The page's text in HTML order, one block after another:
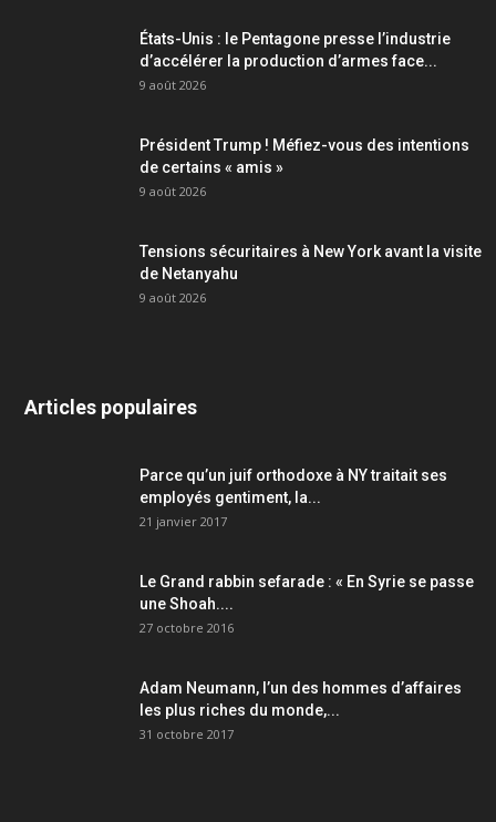
États-Unis : le Pentagone presse l’industrie
d’accélérer la production d’armes face...
9 août 2026
Président Trump ! Méfiez-vous des intentions
de certains « amis »
9 août 2026
Tensions sécuritaires à New York avant la visite
de Netanyahu
9 août 2026
Articles populaires
Parce qu’un juif orthodoxe à NY traitait ses
employés gentiment, la...
21 janvier 2017
Le Grand rabbin sefarade : « En Syrie se passe
une Shoah....
27 octobre 2016
Adam Neumann, l’un des hommes d’affaires
les plus riches du monde,...
31 octobre 2017